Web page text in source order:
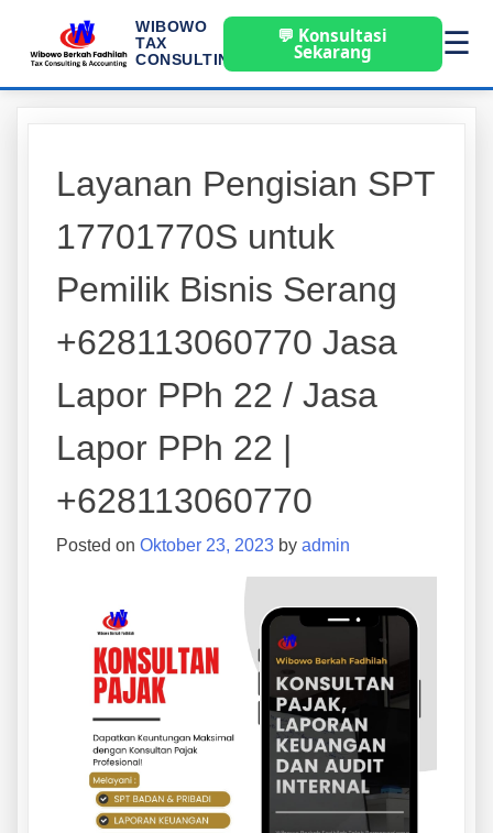
WIBOWO
TAX
CONSULTING
💬 Konsultasi
Sekarang ☰
Layanan Pengisian SPT
17701770S untuk
Pemilik Bisnis Serang
+628113060770 Jasa
Lapor PPh 22 / Jasa
Lapor PPh 22 |
+628113060770
Posted on Oktober 23, 2023 by admin